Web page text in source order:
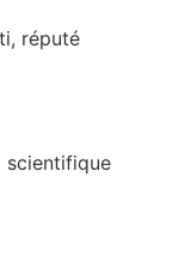
réputé
scientifique